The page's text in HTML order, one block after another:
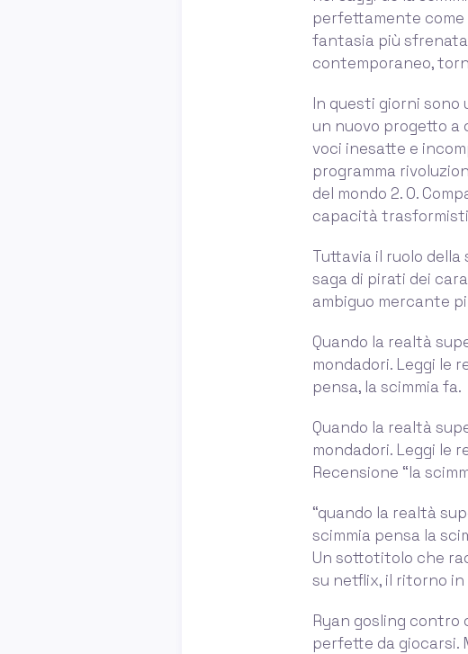
perfettamente
fantasia più
contemporaneo,
In questi giorni sono
un nuovo progetto a
voci inesatte e
programma
del mondo 2. 0.
capacità
Tuttavia il ruolo
saga di pirati dei
ambiguo mercante
Quando la realtà
mondadori. Leggi le
pensa, la scimmia fa.
Quando la realtà
mondadori. Leggi le
Recensione “la
“quando la realtà
scimmia pensa la
Un sottotitolo che
su netflix, il ritorno
Ryan gosling contro
perfette da giocarsi.